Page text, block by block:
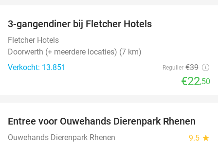
3-gangendiner bij Fletcher Hotels
Fletcher Hotels
Doorwerth (+ meerdere locaties) (7 km)
Verkocht: 13.851
Regulier €39
€22,50
19%
Entree voor Ouwehands Dierenpark Rhenen
Ouwehands Dierenpark Rhenen 9.5 star